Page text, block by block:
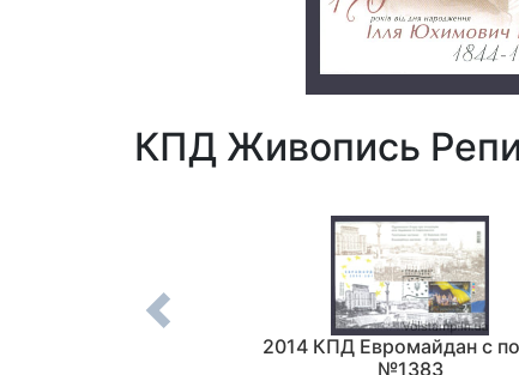
КПД Живопись
2014 КПД Евромайдан с
№1383